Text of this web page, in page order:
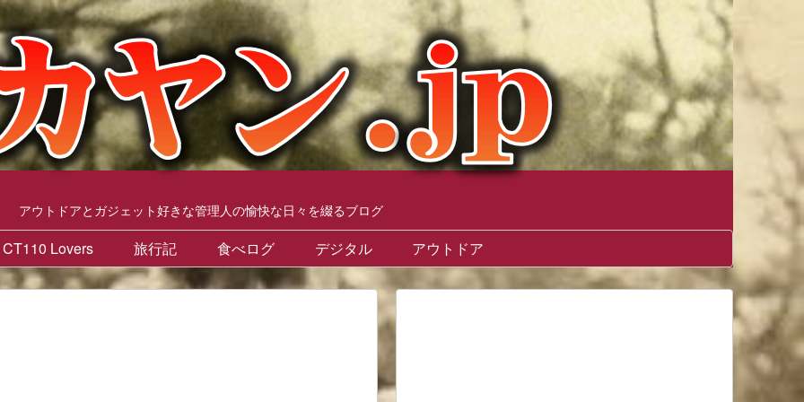
アウトドアとガジェット好きな管理人の愉快な日々を綴るブログ
CT110 Lovers 旅行記 食べログ デジタル アウトドア